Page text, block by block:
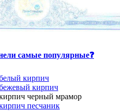
самые популярные❓
кирпич
кирпич
черный мрамор
песчаник